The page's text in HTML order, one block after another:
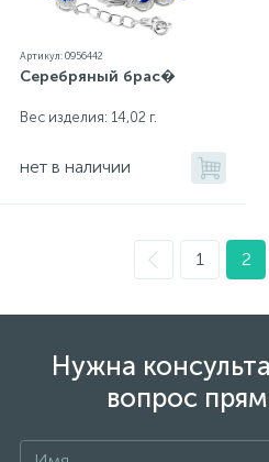
Артикул: 0956442
Серебряный брас�
Вес изделия: 14,02 г.
нет в наличии
1 2
Нужна
вопрос